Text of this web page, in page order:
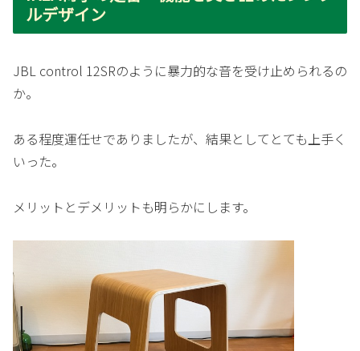
ルデザイン
JBL control 12SRのように暴力的な音を受け止められるの
か。
ある程度運任せでありましたが、結果としてとても上手く
いった。
メリットとデメリットも明らかにします。